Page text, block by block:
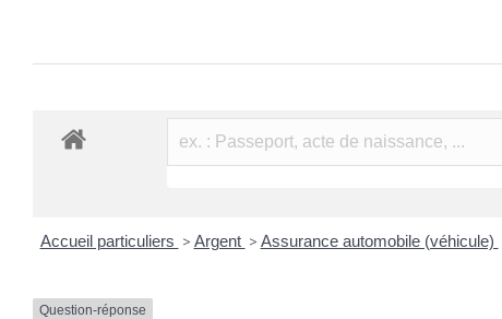
Accueil particuliers > Argent > Assurance automobile (véhicule)
Question-réponse